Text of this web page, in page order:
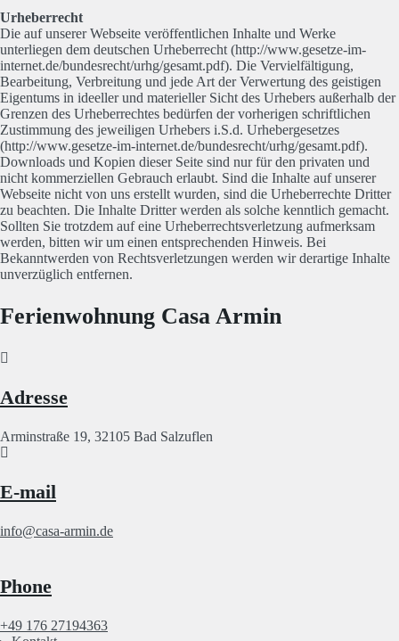
Urheberrecht
Die auf unserer Webseite veröffentlichen Inhalte und Werke
unterliegen dem deutschen Urheberrecht (http://www.gesetze-im-
internet.de/bundesrecht/urhg/gesamt.pdf). Die Vervielfältigung,
Bearbeitung, Verbreitung und jede Art der Verwertung des geistigen
Eigentums in ideeller und materieller Sicht des Urhebers außerhalb der
Grenzen des Urheberrechtes bedürfen der vorherigen schriftlichen
Zustimmung des jeweiligen Urhebers i.S.d. Urhebergesetzes
(http://www.gesetze-im-internet.de/bundesrecht/urhg/gesamt.pdf).
Downloads und Kopien dieser Seite sind nur für den privaten und
nicht kommerziellen Gebrauch erlaubt. Sind die Inhalte auf unserer
Webseite nicht von uns erstellt wurden, sind die Urheberrechte Dritter
zu beachten. Die Inhalte Dritter werden als solche kenntlich gemacht.
Sollten Sie trotzdem auf eine Urheberrechtsverletzung aufmerksam
werden, bitten wir um einen entsprechenden Hinweis. Bei
Bekanntwerden von Rechtsverletzungen werden wir derartige Inhalte
unverzüglich entfernen.
Ferienwohnung Casa Armin
Adresse
Arminstraße 19, 32105 Bad Salzuflen
E-mail
info@casa-armin.de
Phone
+49 176 27194363